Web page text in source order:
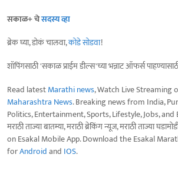
सकाळ+ चेसदस्य व्हा
ब्रेक घ्या, डोकं चालवा,कोडे सोडवा!
शॉपिंगसाठी 'सकाळ प्राईम डील्स'च्या भन्नाट ऑफर्स
Read latestMarathi news, Watch Live Streaming
Maharashtra News. Breaking news from India,
Politics, Entertainment, Sports, Lifestyle, Jobs,
मराठी ताज्या बातम्या, मराठी ब्रेकिंग न्यूज, मराठी ताज्या
on Esakal Mobile App. Download the Esakal
forAndroidand IOS.